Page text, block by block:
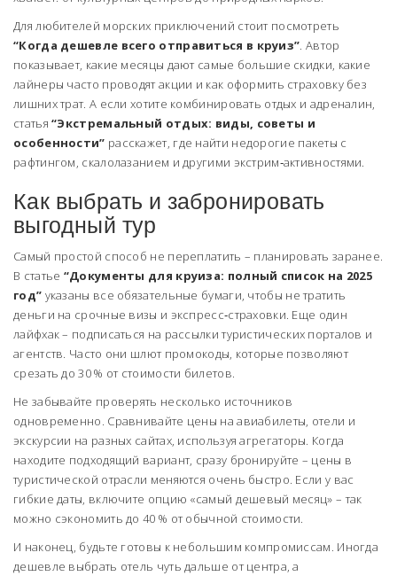
Для любителей морских приключений стоит посмотреть
“Когда дешевле всего отправиться в круиз”. Автор
показывает, какие месяцы дают самые большие скидки, какие
лайнеры часто проводят акции и как оформить страховку без
лишних трат. А если хотите комбинировать отдых и адреналин,
статья“Экстремальный отдых: виды, советы и
особенности” расскажет, где найти недорогие пакеты с
рафтингом, скалолазанием и другими экстрим‑активностями.
Как выбрать и забронировать
выгодный тур
Самый простой способ не переплатить – планировать заранее.
В статье “Документы для круиза: полный список на 2025
год” указаны все обязательные бумаги, чтобы не тратить
деньги на срочные визы и экспресс‑страховки. Еще один
лайфхак – подписаться на рассылки туристических порталов и
агентств. Часто они шлют промокоды, которые позволяют
срезать до 30 % от стоимости билетов.
Не забывайте проверять несколько источников
одновременно. Сравнивайте цены на авиабилеты, отели и
экскурсии на разных сайтах, используя агрегаторы. Когда
находите подходящий вариант, сразу бронируйте – цены в
туристической отрасли меняются очень быстро. Если у вас
гибкие даты, включите опцию «самый дешевый месяц» – так
можно сэкономить до 40 % от обычной стоимости.
И наконец, будьте готовы к небольшим компромиссам. Иногда
дешевле выбрать отель чуть дальше от центра, а